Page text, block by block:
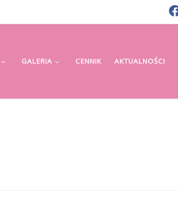
GALERIA CENNIK AKTUALNOŚCI